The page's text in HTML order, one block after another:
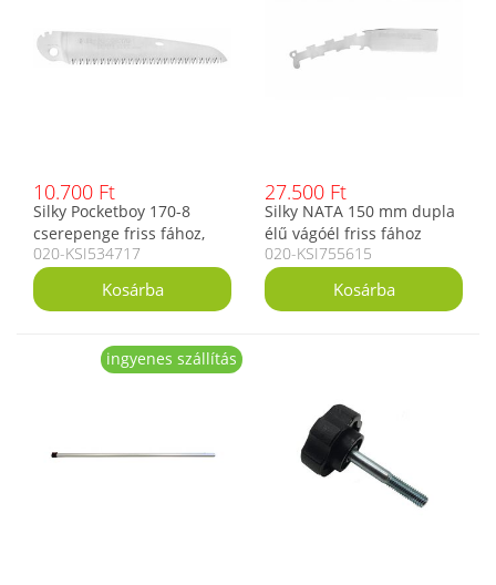
10.700 Ft
Silky Pocketboy 170-8
cserepenge friss fához,
170 mm
020-KSI534717
27.500 Ft
Silky NATA 150 mm dupla
élű vágóél friss fához
020-KSI755615
ingyenes szállítás